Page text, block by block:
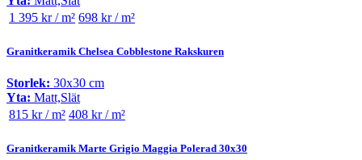
1 395 kr / m² 698 kr / m²
Granitkeramik Chelsea Cobblestone Rakskuren
Storlek: 30x30 cm
Yta: Matt,Slät
815 kr / m² 408 kr / m²
Granitkeramik Marte Grigio Maggia Polerad 30x30